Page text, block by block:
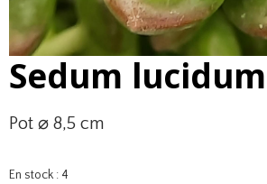
Sedum lucidum
Pot ⌀ 8,5 cm
En stock : 4